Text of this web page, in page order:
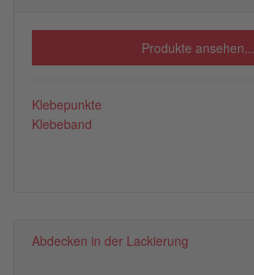
Produkte ansehen...
Klebepunkte
Klebeband
Abdecken in der Lackierung